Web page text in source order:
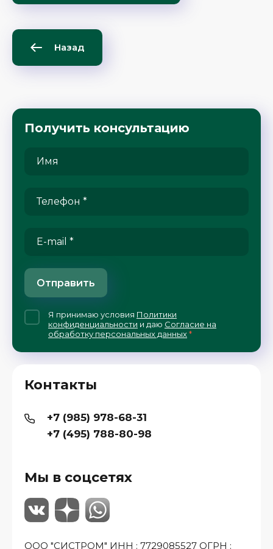
Назад
ООО "СИСТРОМ" ИНН : 7729085527 ОГРН :
Контакты
+7 (985) 978-68-31
+7 (495) 788-80-98
Мы в соцсетях
Получить консультацию
Я принимаю условия Политики
конфиденциальности и даю Согласие на
обработку персональных данных*
Отправить